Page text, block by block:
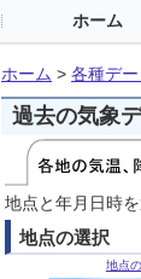
ホーム
ホーム > 各種デ
過去の気象
地点と年月日時
地点の選択
地点